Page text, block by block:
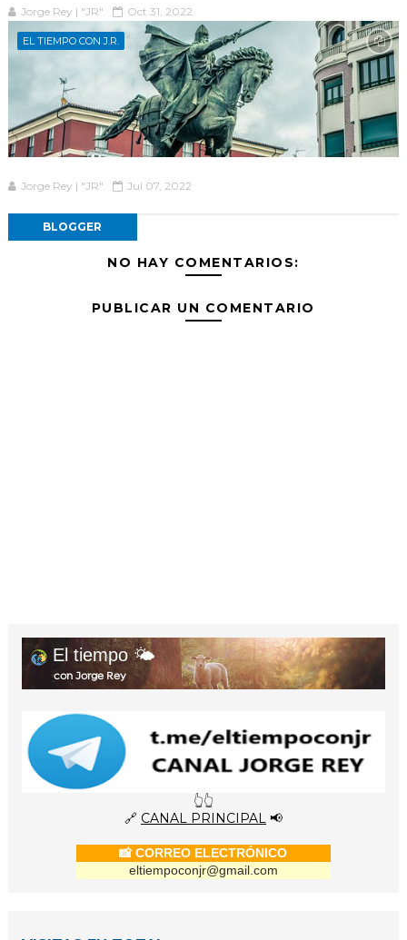
Jorge Rey | "JR" Oct 31, 2022
EL TIEMPO CON J.R.
Jorge Rey | "JR" Jul 07, 2022
BLOGGER
NO HAY COMENTARIOS:
PUBLICAR UN COMENTARIO
El tiempo 🌤️
con Jorge Rey
👆👆
🔗 CANAL PRINCIPAL📢
📸 CORREO ELECTRÓNICO
eltiempoconjr@gmail.com